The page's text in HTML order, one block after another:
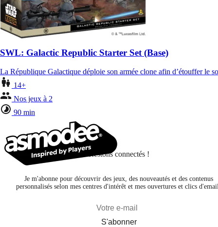
SWL: Galactic Republic Starter Set (Base)
La République Galactique déploie son armée clone afin d’étouffer le
14+
Nos jeux à 2
90 min
Restons connectés !
Je m'abonne pour découvrir des jeux, des nouveautés et des contenus
personnalisés selon mes centres d'intérêt et mes ouvertures et clics
S'abonner